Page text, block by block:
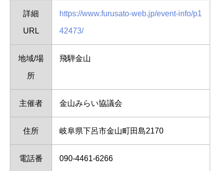
詳細
URL
https://www.furusato-web.jp/event-info/p1
42473/
地域/場
所
飛騨金山
主催者 金山みらい協議会
住所 岐阜県下呂市金山町田島2170
電話番 090-4461-6266